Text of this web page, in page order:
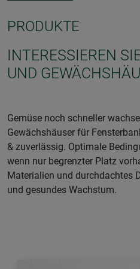
PRODUKTE
INTERESSIEREN
UND
Gemüse noch schneller
Gewächshäuser für
& zuverlässig. Optimale
wenn nur begrenzter Platz
Materialien und durchdachtes
und gesundes Wachstum.